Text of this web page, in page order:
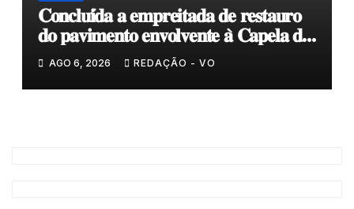
𝐂𝐨𝐧𝐜𝐥𝐮𝐢́𝐝𝐚 𝐚 𝐞𝐦𝐩𝐫𝐞𝐢𝐭𝐚𝐝𝐚 𝐝𝐞 𝐫𝐞𝐬𝐭𝐚𝐮𝐫𝐨
𝐝𝐨 𝐩𝐚𝐯𝐢𝐦𝐞𝐧𝐭𝐨 𝐞𝐧𝐯𝐨𝐥𝐯𝐞𝐧𝐭𝐞 𝐚̀ 𝐂𝐚𝐩𝐞𝐥𝐚 𝐝𝐞
𝐂𝐨𝐯𝐚𝐬
AGO 6, 2026 REDAÇÃO - VO